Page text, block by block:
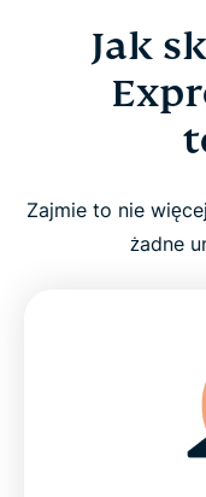
Jak
Zajmie to nie
żadne